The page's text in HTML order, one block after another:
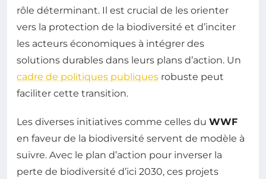
rôle déterminant. Il est crucial de les orienter
vers la protection de la biodiversité et d’inciter
les acteurs économiques à intégrer des
solutions durables dans leurs plans d’action. Un
cadre de politiques publiques robuste peut
faciliter cette transition.
Les diverses initiatives comme celles du WWF
en faveur de la biodiversité servent de modèle à
suivre. Avec le plan d’action pour inverser la
perte de biodiversité d’ici 2030, ces projets